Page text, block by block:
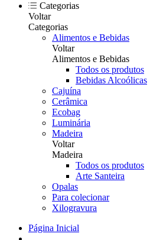
Categorias
Voltar
Categorias
Alimentos e Bebidas
Voltar
Alimentos e Bebidas
Todos os produtos
Bebidas Alcoólicas
Cajuína
Cerâmica
Ecobag
Luminária
Madeira
Voltar
Madeira
Todos os produtos
Arte Santeira
Opalas
Para colecionar
Xilogravura
Página Inicial